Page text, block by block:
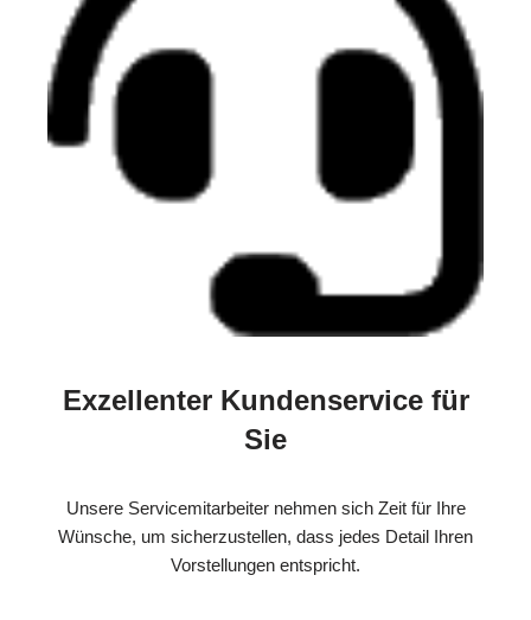
Exzellenter Kundenservice für
Sie
Unsere Servicemitarbeiter nehmen sich Zeit für Ihre
Wünsche, um sicherzustellen, dass jedes Detail Ihren
Vorstellungen entspricht.